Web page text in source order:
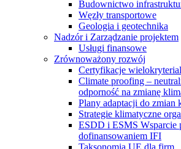
Budownictwo
Węzły transportowe
Geologia i geotechnika
Nadzór i Zarządzanie projektem
Usługi finansowe
Zrównoważony rozwój
Certyfikacje
Climate proofing –
odporność na zmianę
Plany adaptacji do zmian
Strategie klimatyczne
ESDD i ESMS Wsparcie
dofinansowaniem IFI
Taksonomia UE dla firm